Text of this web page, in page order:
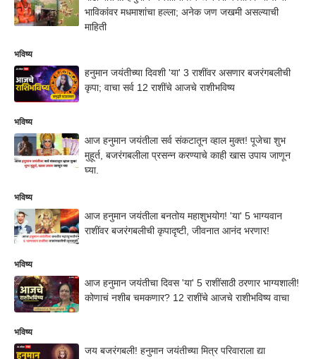
भाविकांवर मधमाशांचा हल्ला; अनेक जण जखमी असल्याची
माहिती
भविष्य
हनुमान जयंतीच्या दिवशी 'या' 3 राशींवर असणार बजरंगबलीची
कृपा; वाचा सर्व 12 राशींचे आजचे राशीभविष्य
भविष्य
आज हनुमान जयंतीला सर्व संकटातून व्हाल मुक्त! पूजेचा शुभ
मुहूर्त, बजरंगबलीला प्रसन्न करण्याचे काही खास उपाय जाणून
घ्या.
भविष्य
आज हनुमान जयंतीला बनतोय महाशुभयोग! 'या' 5 भाग्यवान
राशींवर बजरंगबलीची कृपादृष्टी, जीवनात आनंद भरणार!
भविष्य
आज हनुमान जयंतीचा दिवस 'या' 5 राशींसाठी ठरणार भाग्यशाली!
कोणाचं नशीब चमकणार? 12 राशींचे आजचे राशीभविष्य वाचा
भविष्य
जय बजरंगबली! हनुमान जयंतीच्या मित्र परिवाराला द्या